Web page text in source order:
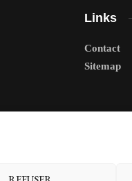
REFUSER
Links
Contact
Sitemap